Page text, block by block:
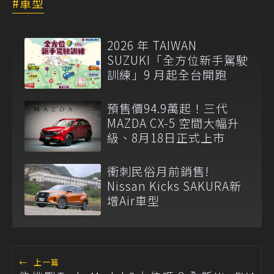
2026 年 TAIWAN
SUZUKI「全方位新手駕駛
訓練」9 月起全台開跑
預售價94.9萬起！三代
MAZDA CX-5 空間大幅升
級、8月18日正式上市
衝刺民俗月前銷售!
Nissan Kicks SAKURA新
增Air車型
← 上一篇